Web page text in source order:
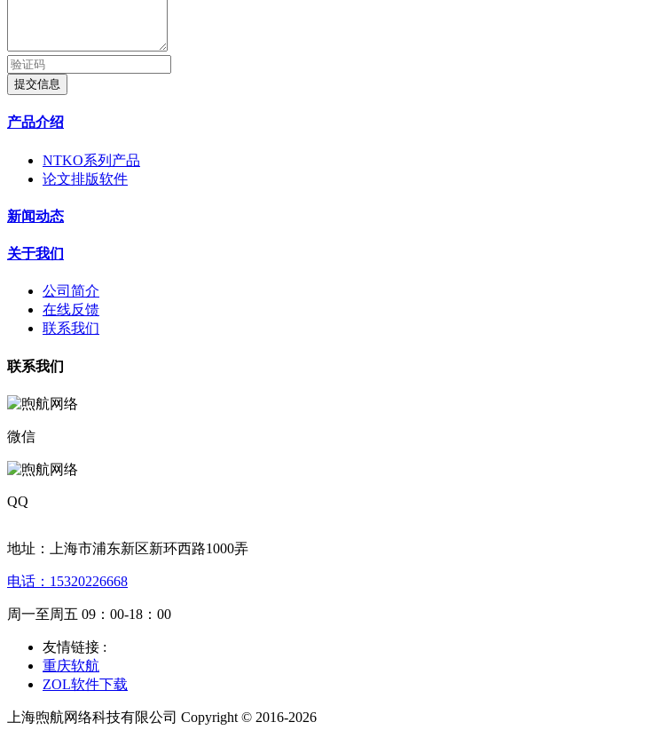
提交信息
产品介绍
NTKO系列产品
论文排版软件
新闻动态
关于我们
公司简介
在线反馈
联系我们
联系我们
微信
QQ
地址：上海市浦东新区新环西路1000弄
电话：15320226668
周一至周五 09：00-18：00
友情链接 :
重庆软航
ZOL软件下载
上海煦航网络科技有限公司 Copyright © 2016-2026